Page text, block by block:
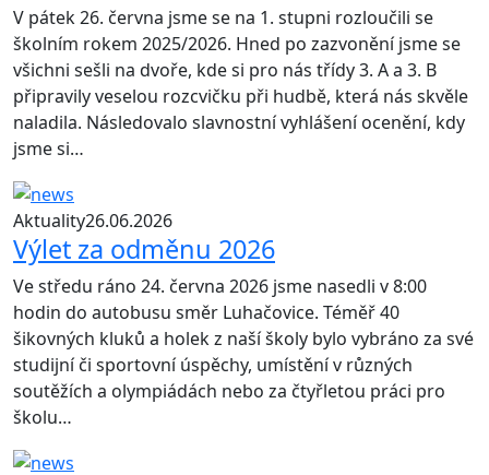
V pátek 26. června jsme se na 1. stupni rozloučili se
školním rokem 2025/2026. Hned po zazvonění jsme se
všichni sešli na dvoře, kde si pro nás třídy 3. A a 3. B
připravily veselou rozcvičku při hudbě, která nás skvěle
naladila. Následovalo slavnostní vyhlášení ocenění, kdy
jsme si…
Aktuality26.06.2026
Výlet za odměnu 2026
Ve středu ráno 24. června 2026 jsme nasedli v 8:00
hodin do autobusu směr Luhačovice. Téměř 40
šikovných kluků a holek z naší školy bylo vybráno za své
studijní či sportovní úspěchy, umístění v různých
soutěžích a olympiádách nebo za čtyřletou práci pro
školu…